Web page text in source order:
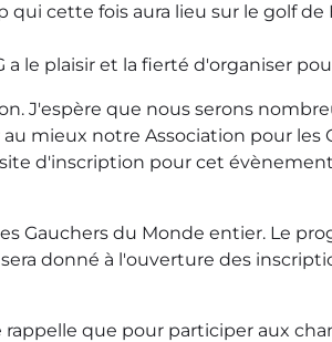
qui cette fois aura lieu sur le golf de
le plaisir et la fierté d'organiser
J'espère que nous serons
mieux notre Association pour les
d'inscription pour cet
Gauchers du Monde entier. Le
donné à l'ouverture des
rappelle que pour participer aux